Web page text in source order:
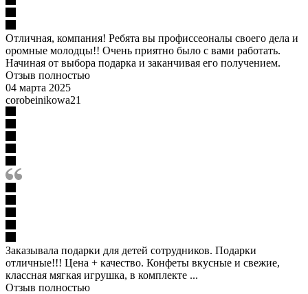
Отличная, компания! Ребята вы профиссеоналы своего дела и
оромные молодцы!! Очень приятно было с вами работать.
Начиная от выбора подарка и заканчивая его получением.
Отзыв полностью
04 марта 2025
corobeinikowa21
Заказывала подарки для детей сотрудников. Подарки
отличные!!! Цена + качество. Конфеты вкусные и свежие,
классная мягкая игрушка, в комплекте ...
Отзыв полностью